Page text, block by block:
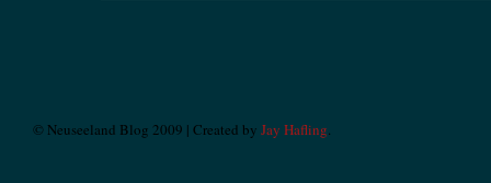
© Neuseeland Blog 2009 | Created by Jay Hafling.